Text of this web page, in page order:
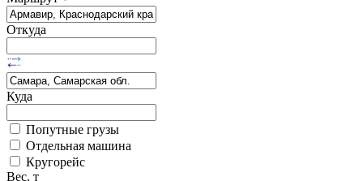
Откуда
Куда
Попутные грузы
Отдельная машина
Кругорейс
Вес, т